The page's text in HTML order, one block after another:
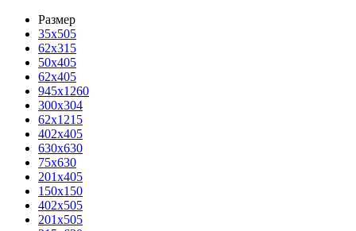
Размер
35х505
62x315
50x405
62х405
945x1260
300x304
62x1215
402x405
630x630
75x630
201x405
150x150
402x505
201x505